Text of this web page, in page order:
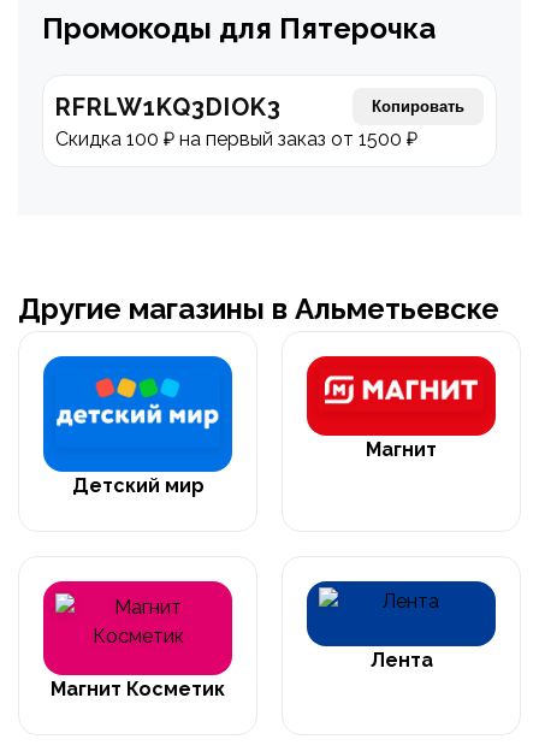
Промокоды для Пятерочка
RFRLW1KQ3DIOK3 Копировать
Скидка 100 ₽ на первый заказ от 1500 ₽
Другие магазины в Альметьевске
Детский мир
Магнит
Магнит Косметик
Лента